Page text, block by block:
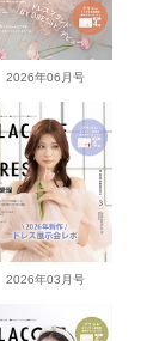
2026年06月号
2026年03月号